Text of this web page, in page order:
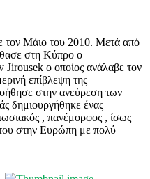
τον Μάιο του 2010. Μετά από
στη Κύπρο ο
ο οποίος ανάλαβε τον
επίβλεψη της
στην ανεύρεση των
δημιουργήθηκε ένας
, πανέμορφος , ίσως
στην Ευρώπη με πολύ